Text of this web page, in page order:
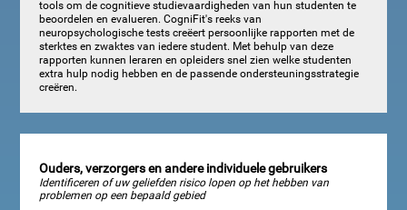
tools om de cognitieve studievaardigheden van hun studenten te
beoordelen en evalueren. CogniFit's reeks van
neuropsychologische tests creëert persoonlijke rapporten met de
sterktes en zwaktes van iedere student. Met behulp van deze
rapporten kunnen leraren en opleiders snel zien welke studenten
extra hulp nodig hebben en de passende ondersteuningsstrategie
creëren.
Ouders, verzorgers en andere individuele gebruikers
Identificeren of uw geliefden risico lopen op het hebben van
problemen op een bepaald gebied